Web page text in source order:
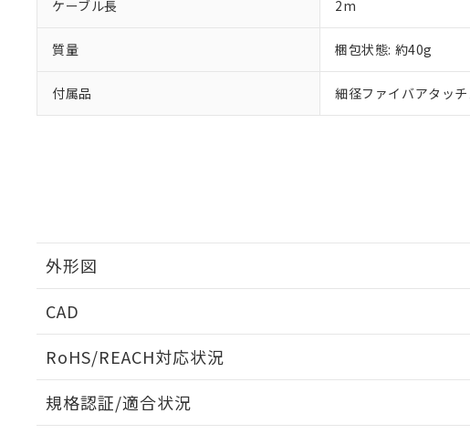
ケーブル長 2m
質量 梱包状態: 約40g
付属品 細径ファイバアタッ
外形図
CAD
RoHS/REACH対応状況
規格認証/適合状況
また、RoHS指令のフタル
混在することから備考欄に
既に当社にて対応品への在
り割愛しております。